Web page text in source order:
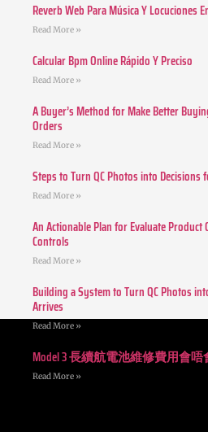
Reverb Web Para Música Y Locuciones
Read More »
Calcular Bpm Online Rápido Y Preciso
Read More »
A Buyer’s Method for Make Better
Orders
Read More »
Steps to Turn QC Photos into
Read More »
An Actionable Plan for Evaluate
Controls
Read More »
Building a System to Turn QC Photos
Arrives
Read More »
Model 3 長續航電池維修費用會
Read More »